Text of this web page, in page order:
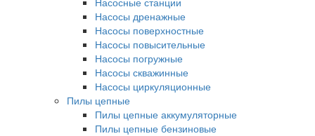
Насосы дренажные
Насосы поверхностные
Насосы повысительные
Насосы погружные
Насосы скважинные
Насосы циркуляционные
Пилы цепные
Пилы цепные аккумуляторные
Пилы цепные бензиновые